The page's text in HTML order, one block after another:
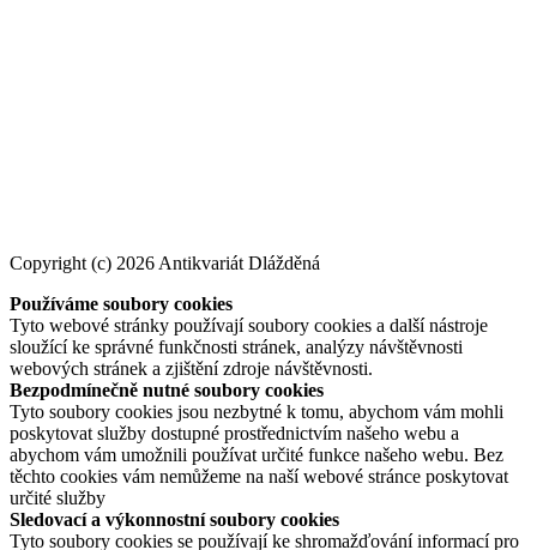
Copyright (c) 2026 Antikvariát Dlážděná
Používáme soubory cookies
Tyto webové stránky používají soubory cookies a další nástroje
sloužící ke správné funkčnosti stránek, analýzy návštěvnosti
webových stránek a zjištění zdroje návštěvnosti.
Bezpodmínečně nutné soubory cookies
Tyto soubory cookies jsou nezbytné k tomu, abychom vám mohli
poskytovat služby dostupné prostřednictvím našeho webu a
abychom vám umožnili používat určité funkce našeho webu. Bez
těchto cookies vám nemůžeme na naší webové stránce poskytovat
určité služby
Sledovací a výkonnostní soubory cookies
Tyto soubory cookies se používají ke shromažďování informací pro